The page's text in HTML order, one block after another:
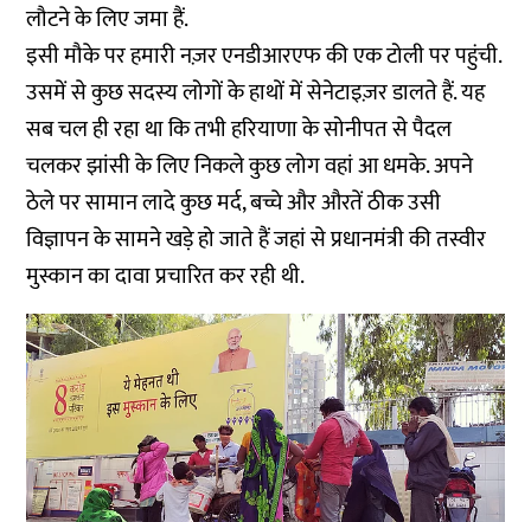
लौटने के लिए जमा हैं.
इसी मौके पर हमारी नज़र एनडीआरएफ की एक टोली पर पहुंची.
उसमें से कुछ सदस्य लोगों के हाथों में सेनेटाइज़र डालते हैं. यह
सब चल ही रहा था कि तभी हरियाणा के सोनीपत से पैदल
चलकर झांसी के लिए निकले कुछ लोग वहां आ धमके. अपने
ठेले पर सामान लादे कुछ मर्द, बच्चे और औरतें ठीक उसी
विज्ञापन के सामने खड़े हो जाते हैं जहां से प्रधानमंत्री की तस्वीर
मुस्कान का दावा प्रचारित कर रही थी.